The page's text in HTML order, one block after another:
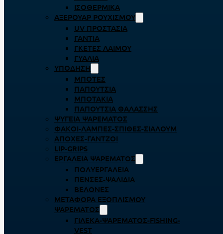
ΙΣΟΘΕΡΜΙΚΆ
ΑΞΕΡΟΥΆΡ ΡΟΥΧΙΣΜΟΎ
UV ΠΡΟΣΤΑΣΊΑ
ΓΆΝΤΙΑ
ΓΚΈΤΕΣ ΛΑΊΜΟΥ
ΓΥΑΛΙΆ
ΥΠΌΔΗΣΗ
ΜΠΌΤΕΣ
ΠΑΠΟΎΤΣΙΑ
ΜΠΟΤΆΚΙΑ
ΠΑΠΟΎΤΣΙΑ ΘΑΛΆΣΣΗΣ
ΨΥΓΕΊΑ ΨΑΡΈΜΑΤΟΣ
ΦΑΚΟΊ-ΛΆΜΠΕΣ-ΣΠΊΘΕΣ-ΣΊΑΛΟΥΜ
ΑΠΌΧΕΣ-ΓΆΝΤΖΟΙ
LIP-GRIPS
EΡΓΑΛΕΊΑ ΨΑΡΈΜΑΤΟΣ
ΠΟΛΥΕΡΓΑΛΕΊΑ
ΠΈΝΣΕΣ-ΨΑΛΊΔΙΑ
ΒΕΛΌΝΕΣ
ΜΕΤΑΦΟΡΆ ΕΞΟΠΛΙΣΜΟΎ
ΨΑΡΈΜΑΤΟΣ
ΓΙΛΈΚΑ-ΨΑΡΈΜΑΤΟΣ-FISHING-
VEST